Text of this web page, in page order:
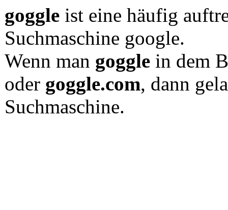
goggleist eine häufig
Suchmaschine google.
Wenn man gogglein dem
oder goggle.com, dann
Suchmaschine.